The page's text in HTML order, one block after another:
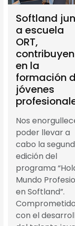
Softland
a escuela
ORT,
en la
formación
jóvenes
Nos
poder llevar a
cabo la
edición del
programa
Mundo
en Softland”.
con el